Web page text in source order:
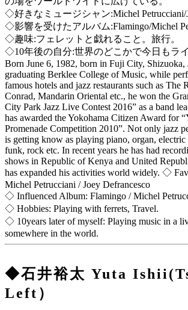
◇好きなミュージシャン:Michel Petrucciani/
◇影響を受けたアルバム:Flamingo/Michel
◇趣味:フェレットと戯れること。旅行。
◇10年後の自分:世界のどこかで今日もライ
Born June 6, 1982, born in Fuji City, Shizuoka,
graduating Berklee College of Music, while
famous hotels and jazz restaurants such as The
Conrad, Mandarin Oriental etc., he won the
City Park Jazz Live Contest 2016” as a band
has awarded the Yokohama Citizen Award for
Promenade Competition 2010”. Not only jazz
is getting know as playing piano, organ,
funk, rock etc. In recent years he has had
shows in Republic of Kenya and United
has expanded his activities world widely. ◇
Michel Petrucciani / Joey Defrancesco
◇ Influenced Album: Flamingo / Michel
◇ Hobbies: Playing with ferrets, Travel.
◇ 10years later of myself: Playing music in a
somewhere in the world.
◆石井裕太 Yuta
Left）